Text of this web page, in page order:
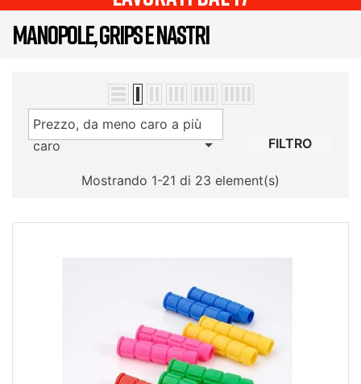
MANOPOLE, GRIPS E NASTRI
Prezzo, da meno caro a più
caro
 FILTRO
Mostrando 1-21 di 23 element(s)